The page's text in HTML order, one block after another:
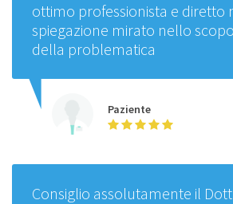
ottimo professionista e diretto
spiegazione mirato nello
della problematica
Paziente
Consiglio assolutamente il